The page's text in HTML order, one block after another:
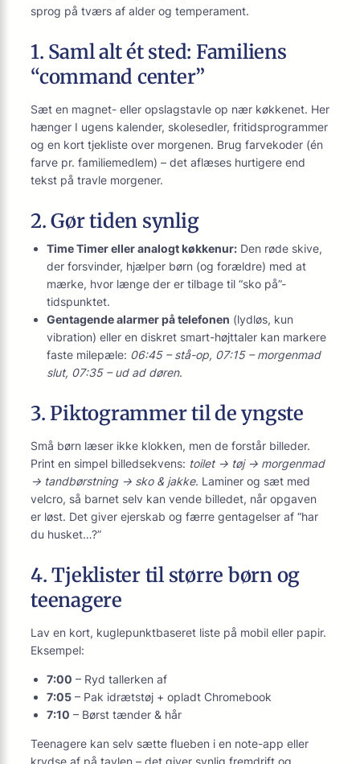
sprog på tværs af alder og temperament.
1. Saml alt ét sted: Familiens
“command center”
Sæt en magnet- eller opslagstavle op nær køkkenet. Her
hænger I ugens kalender, skole­sedler, fritids­programmer
og en kort tjekliste over morgenen. Brug farvekoder (én
farve pr. familiemedlem) – det aflæses hurtigere end
tekst på travle morgener.
2. Gør tiden synlig
Time Timer eller analogt køkkenur: Den røde skive,
der forsvinder, hjælper børn (og forældre) med at
mærke, hvor længe der er tilbage til “sko på”-
tidspunktet.
Gentagende alarmer på telefonen (lydløs, kun
vibration) eller en diskret smart-højttaler kan markere
faste milepæle: 06:45 – stå-op, 07:15 – morgenmad
slut, 07:35 – ud ad døren.
3. Piktogrammer til de yngste
Små børn læser ikke klokken, men de forstår billeder.
Print en simpel billed­sekvens: toilet → tøj → morgenmad
→ tandbørstning → sko & jakke. Laminer og sæt med
velcro, så barnet selv kan vende billedet, når opgaven
er løst. Det giver ejerskab og færre gentagelser af “har
du husket…?”
4. Tjeklister til større børn og
teenagere
Lav en kort, kuglepunkt­baseret liste på mobil eller papir.
Eksempel:
7:00 – Ryd tallerken af
7:05 – Pak idrætstøj + opladt Chromebook
7:10 – Børst tænder & hår
Teenagere kan selv sætte flueben i en note-app eller